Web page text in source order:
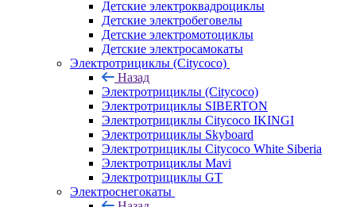
Детские электроквадроциклы
Детские электробеговелы
Детские электромотоциклы
Детские электросамокаты
Электротрициклы (Citycoco)
Назад
Электротрициклы (Citycoco)
Электротрициклы SIBERTON
Электротрициклы Citycoco IKINGI
Электротрициклы Skyboard
Электротрициклы Citycoco White Siberia
Электротрициклы Mavi
Электротрициклы GT
Электроснегокаты